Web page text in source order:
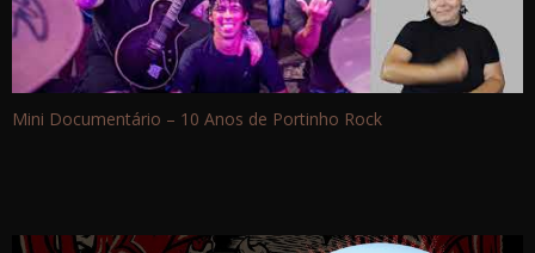
Mini Documentário – 10 Anos de Portinho Rock